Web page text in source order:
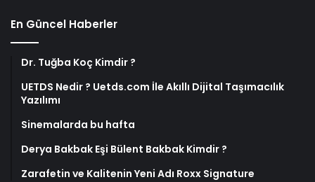
En Güncel Haberler
Dr. Tuğba Koç Kimdir ?
UETDS Nedir ? Uetds.com İle Akıllı Dijital Taşımacılık
Yazılımı
Sinemalarda bu hafta
Derya Bakbak Eşi Bülent Bakbak Kimdir ?
Zarafetin ve Kalitenin Yeni Adı Roxx Signature